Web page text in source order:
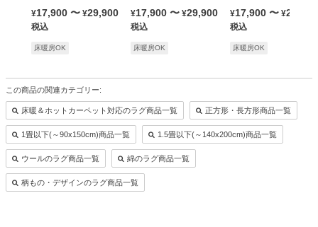
¥17,900 〜 ¥29,900
税込
床暖房OK
¥17,900 〜 ¥29,900
税込
床暖房OK
¥17,900 〜 ¥29,900
税込
床暖房OK
この商品の関連カテゴリー:
床暖＆ホットカーペット対応のラグ商品一覧 正方形・長方形商品一覧
1畳以下(～90x150cm)商品一覧 1.5畳以下(～140x200cm)商品一覧
ウールのラグ商品一覧 綿のラグ商品一覧
柄もの・デザインのラグ商品一覧